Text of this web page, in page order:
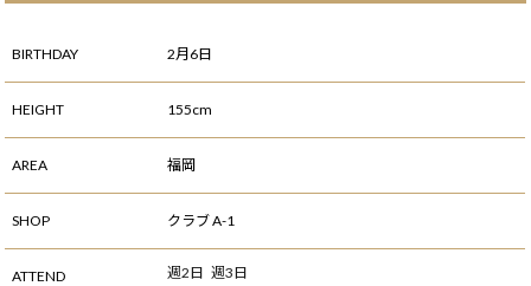
BIRTHDAY 2月6日
HEIGHT 155cm
AREA 福岡
SHOP クラブ A-1
ATTEND 週2日 週3日